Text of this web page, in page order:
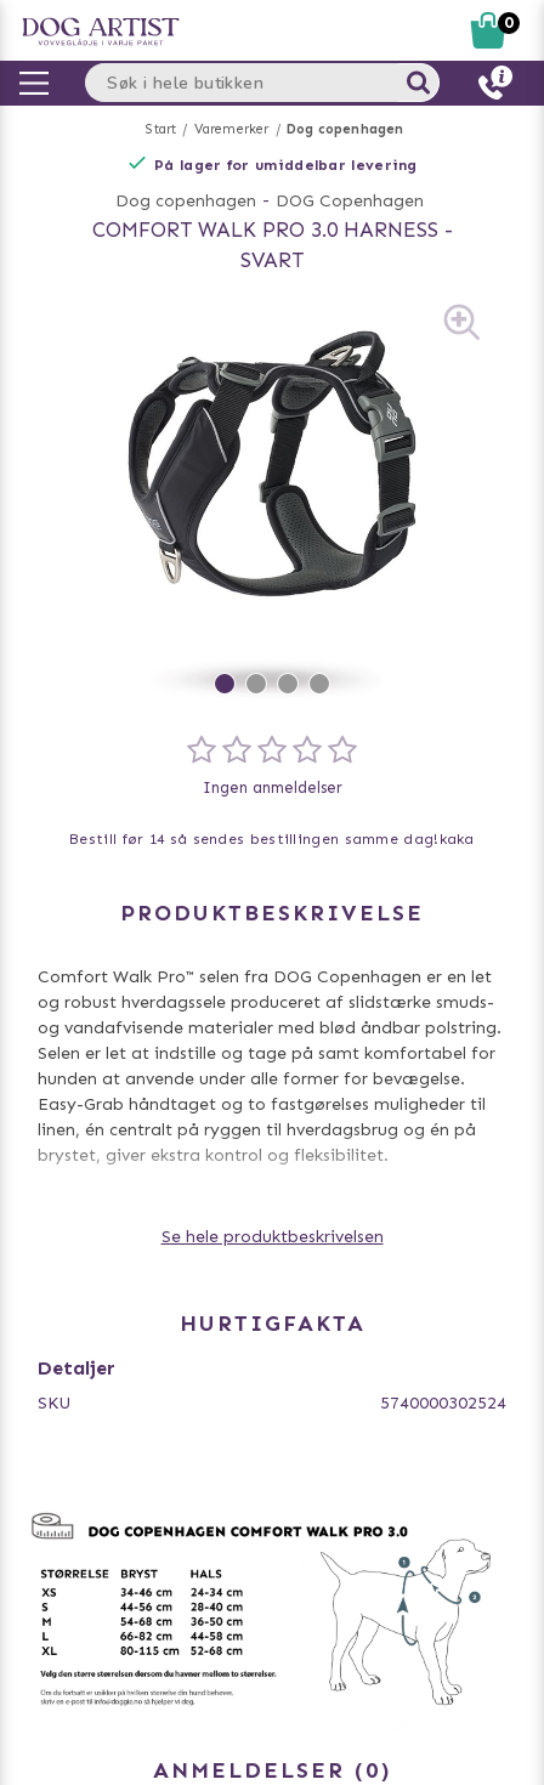
Start Varemerker Dog copenhagen
På lager for umiddelbar levering
Dog copenhagen - DOG Copenhagen
COMFORT WALK PRO 3.0 HARNESS -
SVART
Ingen anmeldelser
Bestill før 14 så sendes bestillingen samme dag! kaka
PRODUKTBESKRIVELSE
Comfort Walk Pro™ selen fra DOG Copenhagen er en let
og robust hverdagssele produceret af slidstærke smuds-
og vandafvisende materialer med blød åndbar polstring.
Selen er let at indstille og tage på samt komfortabel for
hunden at anvende under alle former for bevægelse.
Easy-Grab håndtaget og to fastgørelses muligheder til
linen, én centralt på ryggen til hverdagsbrug og én på
brystet, giver ekstra kontrol og fleksibilitet.
Hvad er nyt 2024:Nyt Oxford polyester skalstof og
forbedret komfort / Opdaterede Duraflex™ spænder i
Komfortabel hverdagssele der er let at indstille og
tage på hunden
Fire justeringspunkter for optimal tilpasning til den
enkelte hund
Se hele produktbeskrivelsen
HURTIGFAKTA
Detaljer
SKU 5740000302524
ANMELDELSER 0
0